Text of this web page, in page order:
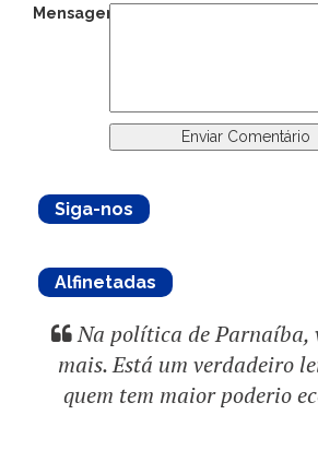
Mensagem:
Siga-nos
Alfinetadas
Na política de Parnaíba,
mais. Está um verdadeiro
quem tem maior poderio